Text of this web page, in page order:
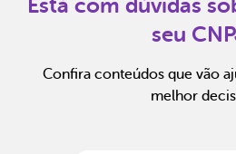
Está com dúvidas
seu
Confira conteúdos que vão
melhor